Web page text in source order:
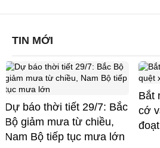
TIN MỚI
Dự báo thời tiết 29/7: Bắc
Bộ giảm mưa từ chiều,
Nam Bộ tiếp tục mưa lớn
Bắt
cớ